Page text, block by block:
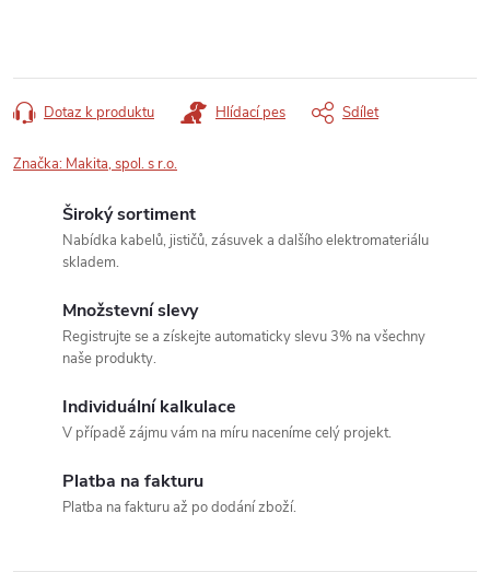
Dotaz k produktu Hlídací pes Sdílet
Značka: Makita, spol. s r.o.
Široký sortiment
Nabídka kabelů, jističů, zásuvek a dalšího elektromateriálu
skladem.
Množstevní slevy
Registrujte se a získejte automaticky slevu 3% na všechny
naše produkty.
Individuální kalkulace
V případě zájmu vám na míru naceníme celý projekt.
Platba na fakturu
Platba na fakturu až po dodání zboží.